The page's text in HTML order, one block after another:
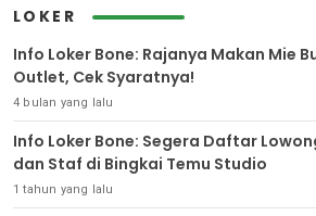
LOKER
Info Loker Bone: Rajanya Makan Mie
Outlet, Cek Syaratnya!
4 bulan yang lalu
Info Loker Bone: Segera Daftar
dan Staf di Bingkai Temu Studio
1 tahun yang lalu